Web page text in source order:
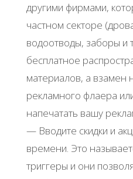
другими фирмами,
частном секторе
водоотводы, заборы и
бесплатное
материалов, а взамен
рекламного флаера
напечатать вашу
— Вводите скидки и
времени. Это
триггеры и они